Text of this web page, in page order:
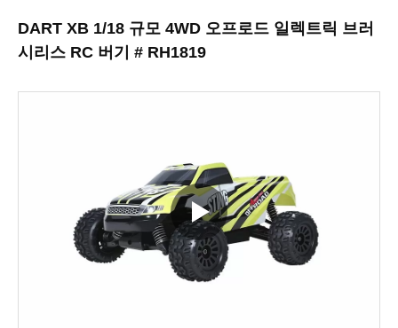
DART XB 1/18 규모 4WD 오프로드 일렉트릭 브러
시리스 RC 버기 # RH1819